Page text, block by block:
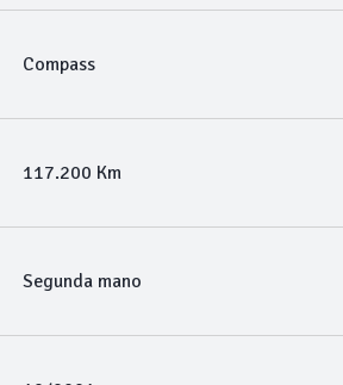
Compass
117.200 Km
Segunda mano